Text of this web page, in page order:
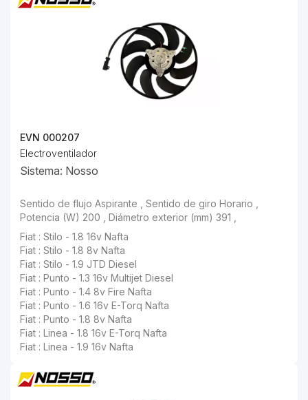
EVN 000207
Electroventilador
Sistema: Nosso
Fiat : Stilo - 1.8 8v Nafta
Fiat : Stilo - 1.9 JTD Diesel
Fiat : Punto - 1.3 16v Multijet Diesel
Fiat : Punto - 1.4 8v Fire Nafta
Fiat : Punto - 1.6 16v E-Torq Nafta
Fiat : Punto - 1.8 8v Nafta
Fiat : Linea - 1.8 16v E-Torq Nafta
Fiat : Linea - 1.9 16v Nafta